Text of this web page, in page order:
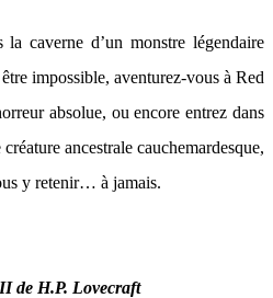
la caverne d’un monstre légendaire
impossible, aventurez-vous à Red
absolue, ou encore entrez dans
ancestrale cauchemardesque,
y retenir… à jamais.
de H.P. Lovecraft